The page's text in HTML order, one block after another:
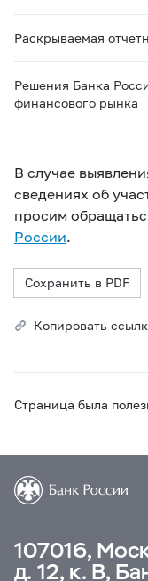
Раскрываемая
Решения Банка
финансового рынка
В случае
сведениях об
просим
России.
Сохранить в PDF
Копировать
Страница была
107016,
д. 12, к. В,